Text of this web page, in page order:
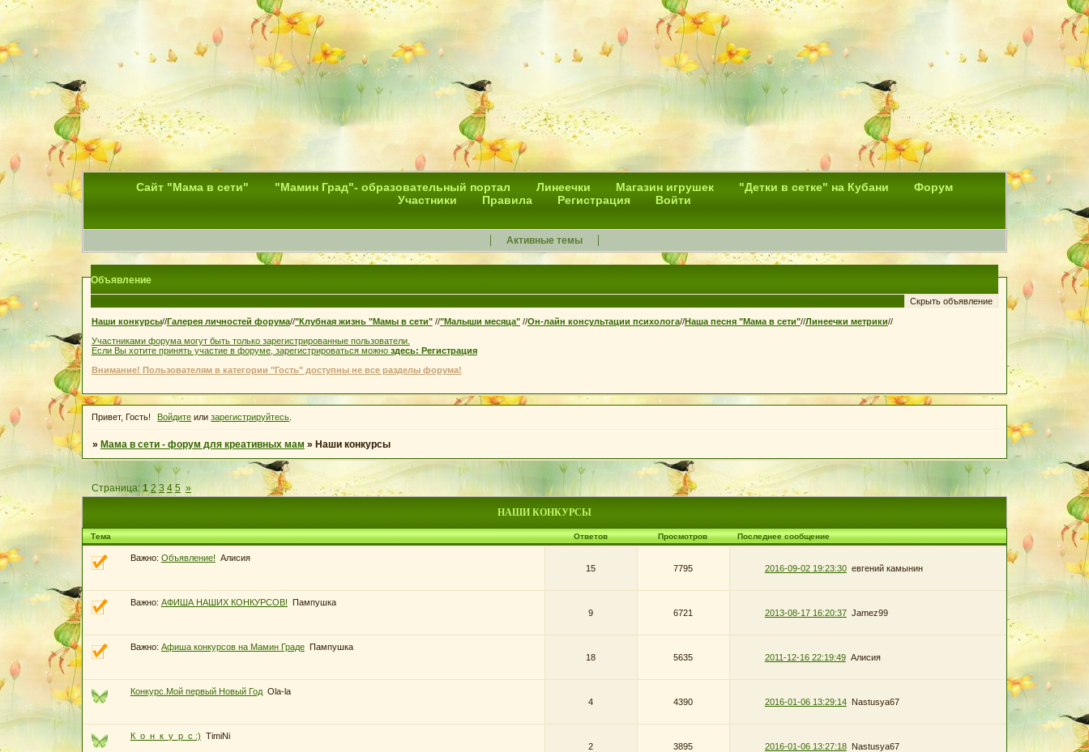
Сайт "Мама в сети" "Мамин Град"- образовательный портал Линеечки Магазин игрушек "Детки в сетке" на Кубани
Форум
Участники
Правила Регистрация Войти
Активные темы
Объявление
Наши конкурсы//Галерея личностей форума//"Клубная жизнь "Мамы в сети"//"Малыши месяца"//Он-лайн консультации психолога//Наша песня "Мама в сети"//Линеечки метрики//
Участниками форума могут быть только зарегистрированные пользователи.
Если Вы хотите принять участие в форуме, зарегистрироваться можно здесь: Регистрация
Внимание! Пользователям в категории "Гость" доступны не все разделы форума!
Привет, Гость! Войдите илизарегистрируйтесь
» Мама в сети - форум для креативных мам » Наши конкурсы
НАШИ КОНКУРСЫ
Страница: 1 2 3 4 5 »
Тема Ответов Просмотров Последнее сообщение
Важно: Объявление! Алисия
15
7795 2016-09-02 19:23:30 евгений камынин
Важно: АФИША НАШИХ КОНКУРСОВ! Пампушка
9
6721 2013-08-17 16:20:37 Jamez99
Важно: Афиша конкурсов на Мамин Граде Пампушка
18
5635 2011-12-16 22:19:49 Алисия
Конкурс.Мой первый Новый Год Ola-la
4
4390 2016-01-06 13:29:14 Nastusya67
К_о_н_к_у_р_с :) TimiNi
2
3895 2016-01-06 13:27:18 Nastusya67